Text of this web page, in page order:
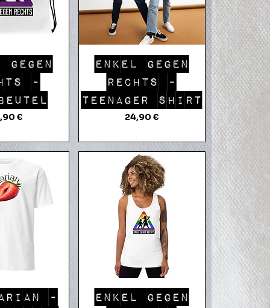
GEGEN
-
€
Schnellansicht
ENKEL GEGEN
RECHTS -
TEENAGER SHIRT
Preis
24,90 €
-
Schnellansicht
ENKEL GEGEN